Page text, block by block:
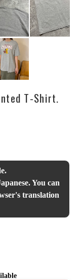
T-Shirt.
You can
translation